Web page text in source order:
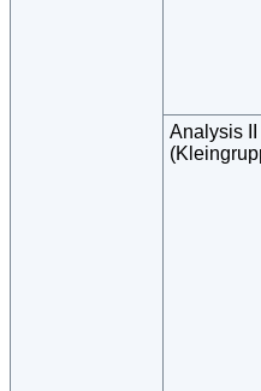
Analysis II